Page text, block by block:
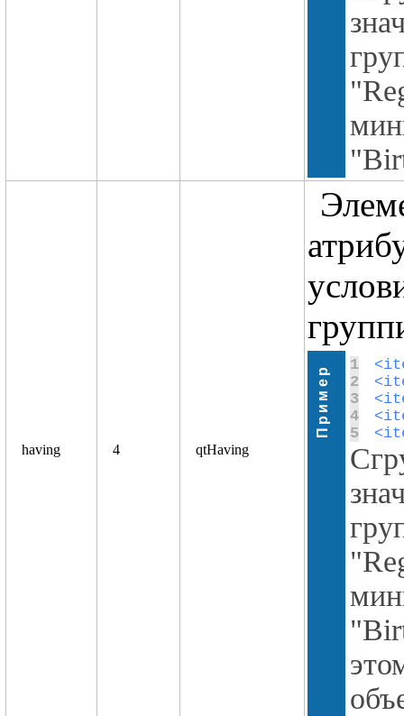
having 4 qtHaving
Пример
1
2
3
4
5